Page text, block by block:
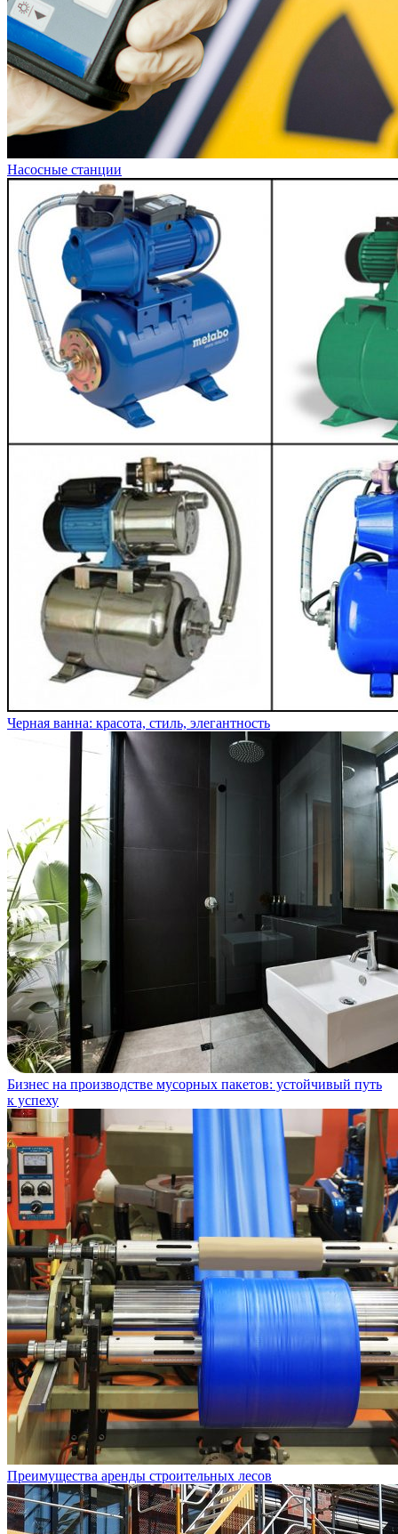
Насосные станции
Черная ванна: красота, стиль, элегантность
Бизнес на производстве мусорных пакетов: устойчивый путь
к успеху
Преимущества аренды строительных лесов